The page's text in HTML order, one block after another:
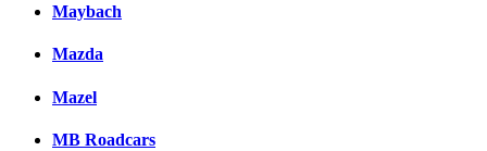
Maybach
Mazda
Mazel
MB Roadcars